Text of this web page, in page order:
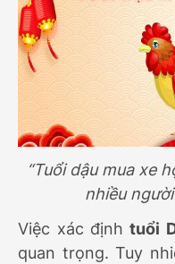
“Tuổi dậu mua xe
nhiều
Việc xác định tuổi
quan trọng. Tuy